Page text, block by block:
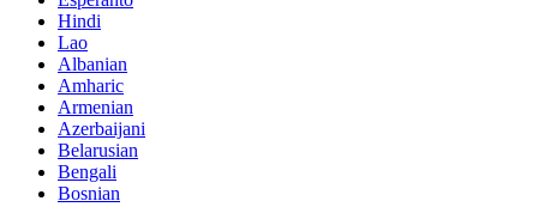
Hindi
Lao
Albanian
Amharic
Armenian
Azerbaijani
Belarusian
Bengali
Bosnian